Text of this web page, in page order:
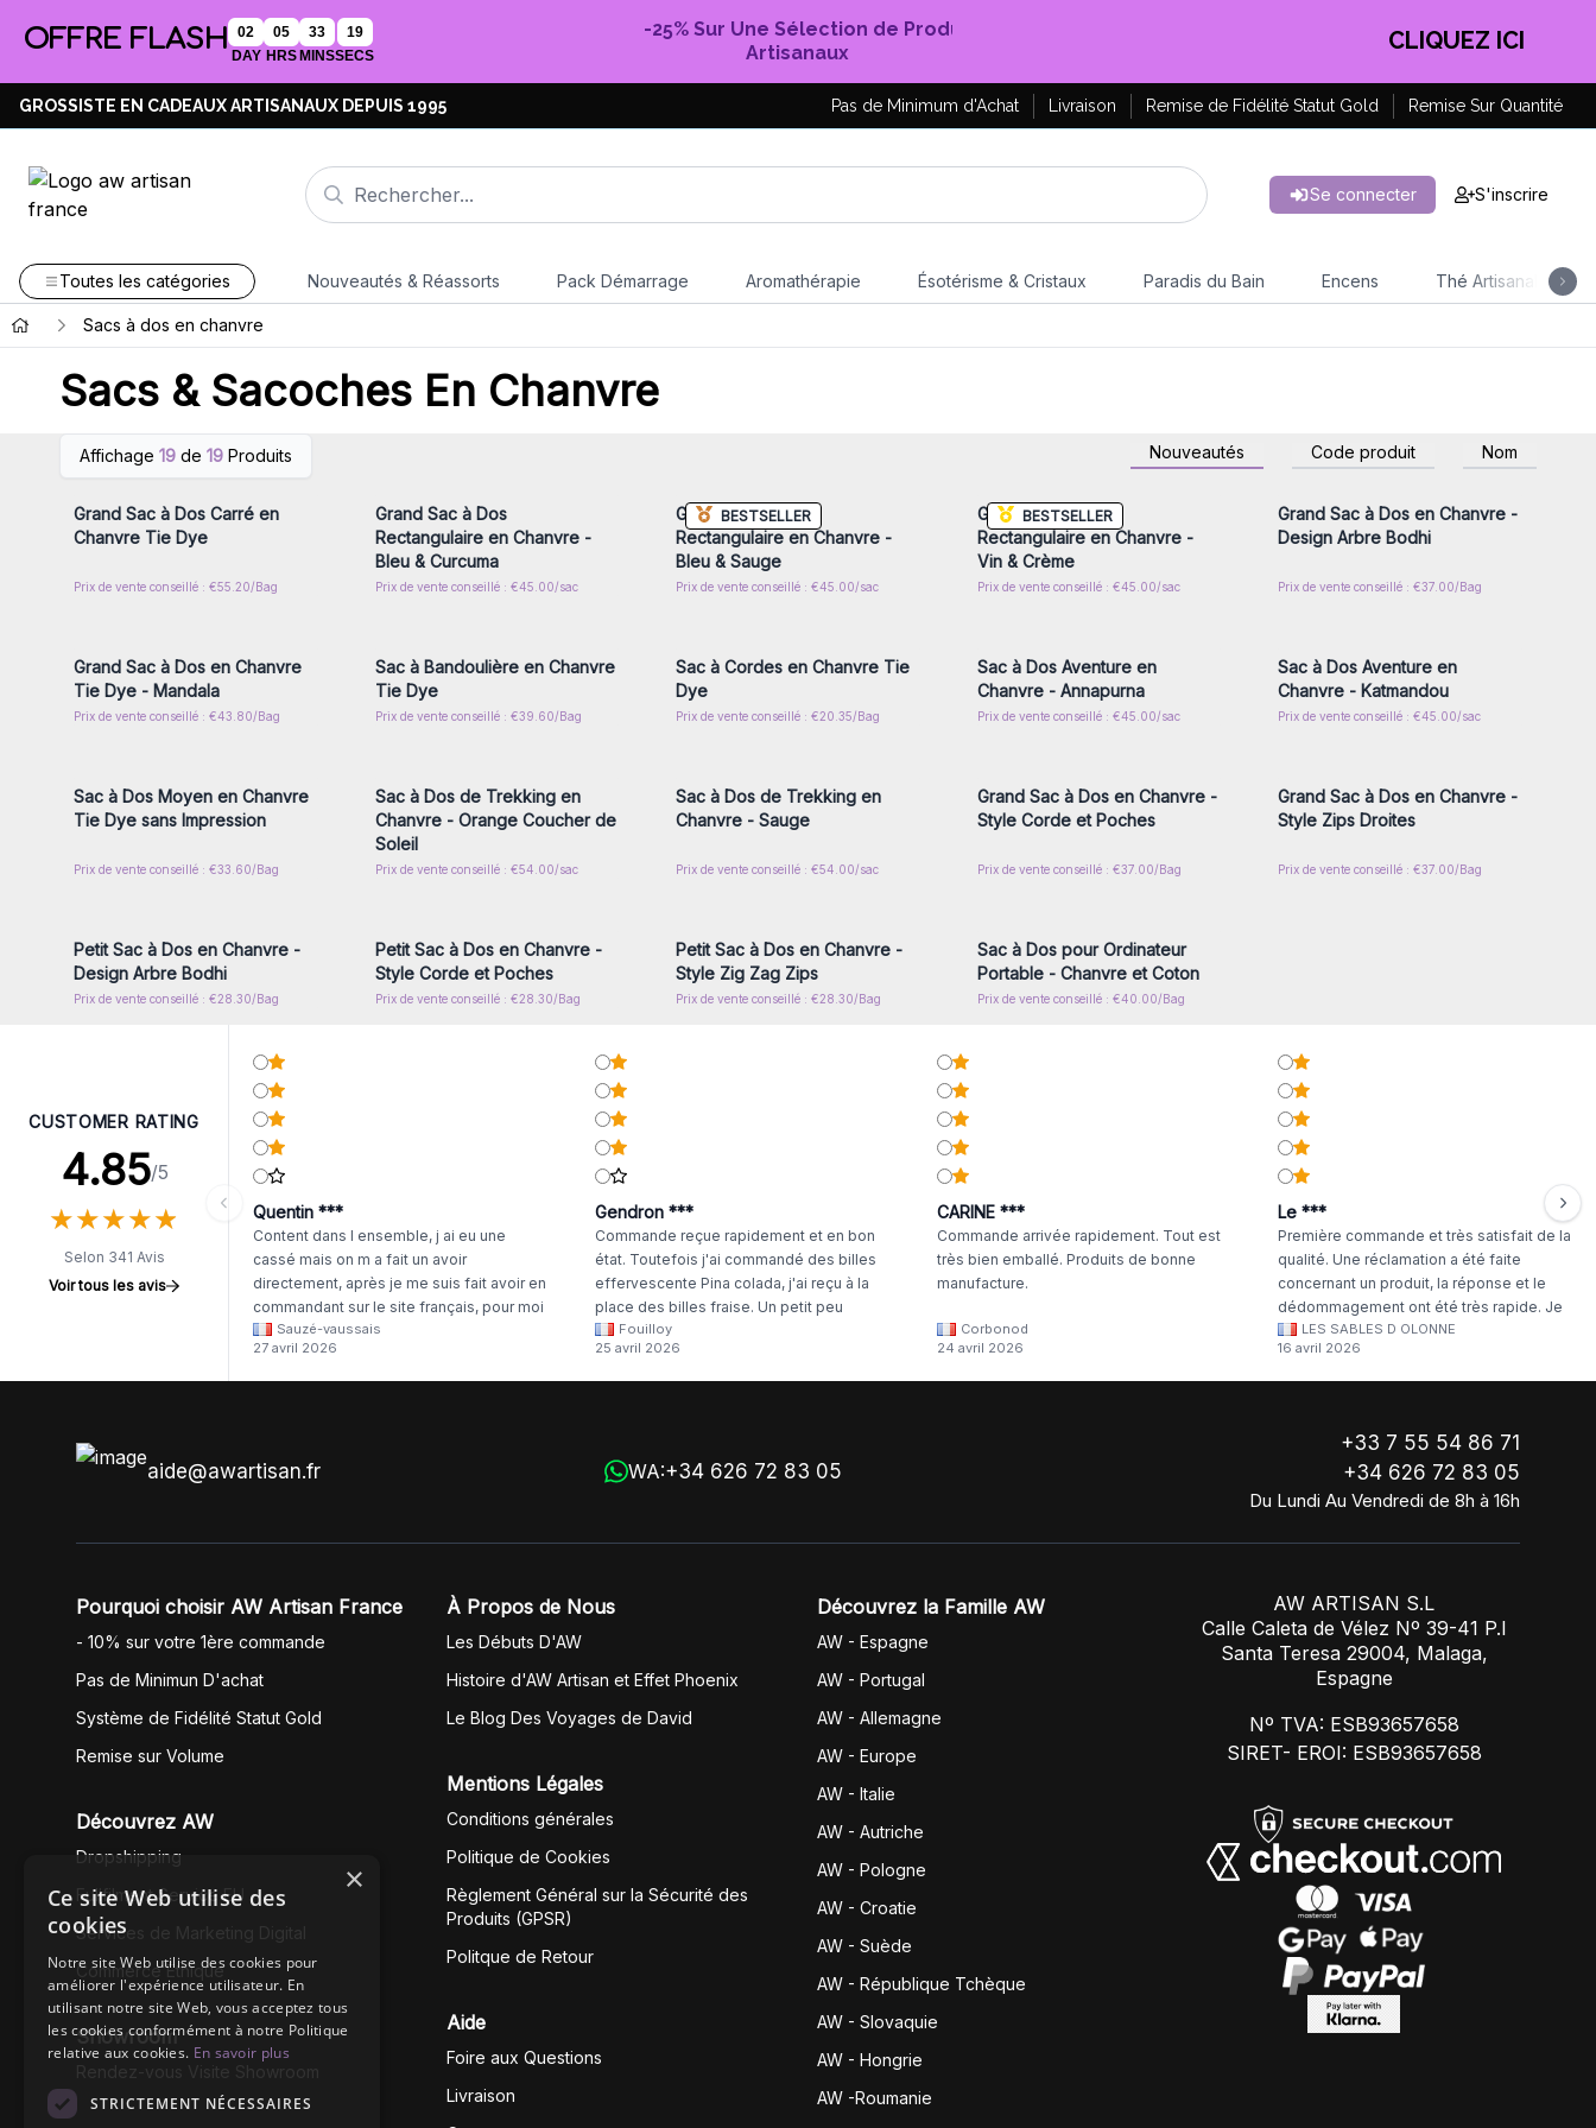
OFFRE FLASH
02
DAY
05
HRS
33
MINS
19
SECS
-25% Sur Une Sélection de Produits
Artisanaux
CLIQUEZ ICI
GROSSISTE EN CADEAUX ARTISANAUX DEPUIS 1995 Pas de Minimum d'Achat Livraison Remise de Fidélité Statut Gold Remise Sur Quantité
Se connecter S'inscrire
Toutes les catégories Nouveautés & Réassorts Pack Démarrage Aromathérapie Ésotérisme & Cristaux Paradis du Bain Encens Thé Artisanal
Sacs à dos en chanvre
Sacs & Sacoches En Chanvre
Affichage 19 de 19 Produits Nouveautés Code produit Nom
vous pour accéder aux prix de
gros
Grand Sac à Dos Carré en
Chanvre Tie Dye
Prix de vente conseillé : €55.20/Bag
Grand Sac à Dos
Rectangulaire en Chanvre -
Bleu & Curcuma
Prix de vente conseillé : €45.00/sac
BESTSELLER
Grand Sac à Dos
Rectangulaire en Chanvre -
Bleu & Sauge
Prix de vente conseillé : €45.00/sac
BESTSELLER
Connectez-vous ou inscrivez-
vous pour accéder aux prix de
Grand Sac à Dos
Rectangulaire en Chanvre -
Vin & Crème
Prix de vente conseillé : €45.00/sac
Connectez-vous ou inscrivez-
vous pour accéder aux prix de
gros
Grand Sac à Dos en Chanvre -
Design Arbre Bodhi
Prix de vente conseillé : €37.00/Bag
Connectez-vous ou inscrivez-
Grand Sac à Dos en Chanvre
Tie Dye - Mandala
Prix de vente conseillé : €43.80/Bag
Connectez-vous ou inscrivez-
Sac à Bandoulière en Chanvre
Tie Dye
Prix de vente conseillé : €39.60/Bag
Connectez-vous ou inscrivez-
Sac à Cordes en Chanvre Tie
Dye
Prix de vente conseillé : €20.35/Bag
Connectez-vous ou inscrivez-
Sac à Dos Aventure en
Chanvre - Annapurna
Prix de vente conseillé : €45.00/sac
Connectez-vous ou inscrivez-
Sac à Dos Aventure en
Chanvre - Katmandou
Prix de vente conseillé : €45.00/sac
Connectez-vous ou inscrivez-
Sac à Dos Moyen en Chanvre
Tie Dye sans Impression
Prix de vente conseillé : €33.60/Bag
Connectez-vous ou inscrivez-
Sac à Dos de Trekking en
Chanvre - Orange Coucher de
Soleil
Prix de vente conseillé : €54.00/sac
Connectez-vous ou inscrivez-
Sac à Dos de Trekking en
Chanvre - Sauge
Prix de vente conseillé : €54.00/sac
Connectez-vous ou inscrivez-
Grand Sac à Dos en Chanvre -
Style Corde et Poches
Prix de vente conseillé : €37.00/Bag
Connectez-vous ou inscrivez-
Grand Sac à Dos en Chanvre -
Style Zips Droites
Prix de vente conseillé : €37.00/Bag
Connectez-vous ou inscrivez-
Petit Sac à Dos en Chanvre -
Design Arbre Bodhi
Prix de vente conseillé : €28.30/Bag
Connectez-vous ou inscrivez-
Petit Sac à Dos en Chanvre -
Style Corde et Poches
Prix de vente conseillé : €28.30/Bag
Connectez-vous ou inscrivez-
Petit Sac à Dos en Chanvre -
Style Zig Zag Zips
Prix de vente conseillé : €28.30/Bag
Connectez-vous ou inscrivez-
Sac à Dos pour Ordinateur
Portable - Chanvre et Coton
Prix de vente conseillé : €40.00/Bag
CUSTOMER RATING
4.85/5
★★★★★
★★★★★
Selon 341 Avis
Voir tous les avis
Quentin ***
Content dans l ensemble, j ai eu une
cassé mais on m a fait un avoir
directement, après je me suis fait avoir en
commandant sur le site français, pour moi
il était évident que les produits était de la
même langue mais raté tout est en
anglais.
Sauzé-vaussais
27 avril 2026
Gendron ***
Commande reçue rapidement et en bon
état. Toutefois j'ai commandé des billes
effervescente Pina colada, j'ai reçu à la
place des billes fraise. Un petit peu
dommage
Fouilloy
25 avril 2026
CARINE ***
Commande arrivée rapidement. Tout est
très bien emballé. Produits de bonne
manufacture.
Corbonod
24 avril 2026
Le ***
Première commande et très satisfait de la
qualité. Une réclamation a été faite
concernant un produit, la réponse et le
dédommagement ont été très rapide. Je
continuerai à commander chez WA Artisan
!
LES SABLES D OLONNE
16 avril 2026
aide@awartisan.fr WA:+34 626 72 83 05
+33 7 55 54 86 71
+34 626 72 83 05
Du Lundi Au Vendredi de 8h à 16h
Pourquoi choisir AW Artisan France
- 10% sur votre 1ère commande
Pas de Minimun D'achat
Système de Fidélité Statut Gold
Remise sur Volume
Découvrez AW
Dropshipping
Fullfilment Service EU
Services de Marketing Digital
Commerce Éthique
Showroom
À Propos de Nous
Les Débuts D'AW
Histoire d'AW Artisan et Effet Phoenix
Le Blog Des Voyages de David
Mentions Légales
Conditions générales
Politique de Cookies
Règlement Général sur la Sécurité des
Produits (GPSR)
Politque de Retour
Aide
Foire aux Questions
Livraison
Découvrez la Famille AW
AW - Espagne
AW - Portugal
AW - Allemagne
AW - Europe
AW - Italie
AW - Autriche
AW - Pologne
AW - Croatie
AW - Suède
AW - République Tchèque
AW - Slovaquie
AW - Hongrie
AW -Roumanie
AW ARTISAN S.L
Calle Caleta de Vélez Nº 39-41 P.I
Santa Teresa 29004, Malaga,
Espagne
Nº TVA: ESB93657658
SIRET- EROI: ESB93657658
×
Ce site Web utilise des
cookies
Notre site Web utilise des cookies pour
améliorer l'expérience utilisateur. En
utilisant notre site Web, vous acceptez tous
les cookies conformément à notre Politique
relative aux cookies. En savoir plus
STRICTEMENT NÉCESSAIRES